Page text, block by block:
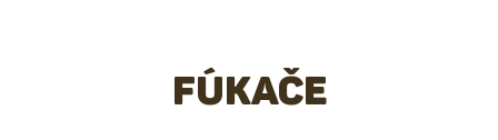
Fúkače